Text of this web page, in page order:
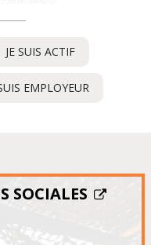
JE SUIS ACTIF
ACTUALITÉS
EMPLOYEUR-
SOCIALES